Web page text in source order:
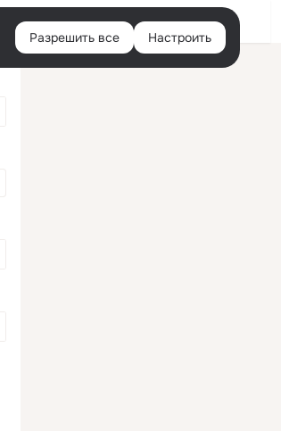
Войти
Разрешить все Настроить